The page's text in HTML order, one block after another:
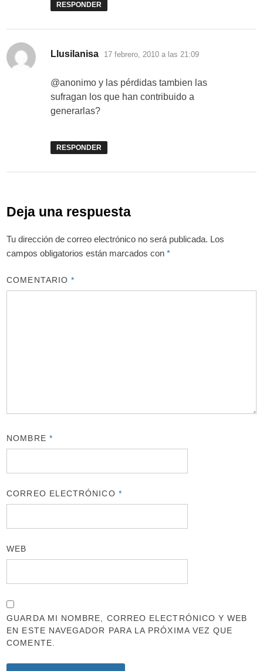
RESPONDER
Llusilanisa dice:
17 febrero, 2010 a las 21:09
@anonimo y las pérdidas tambien las
sufragan los que han contribuido a
generarlas?
RESPONDER
Deja una respuesta
Tu dirección de correo electrónico no será publicada. Los
campos obligatorios están marcados con*
COMENTARIO*
NOMBRE *
CORREO ELECTRÓNICO *
WEB
GUARDA MI NOMBRE, CORREO ELECTRÓNICO Y WEB
EN ESTE NAVEGADOR PARA LA PRÓXIMA VEZ QUE
COMENTE.